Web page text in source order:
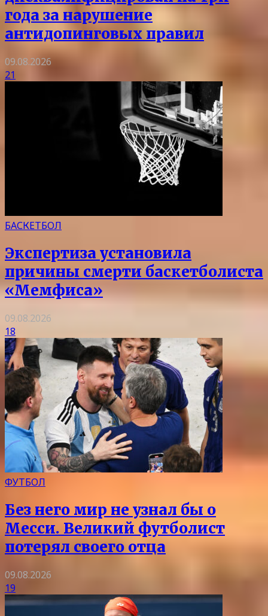
года за нарушение
антидопинговых правил
09.08.2026
21
БАСКЕТБОЛ
Экспертиза установила
причины смерти баскетболиста
«Мемфиса»
09.08.2026
18
ФУТБОЛ
Без него мир не узнал бы о
Месси. Великий футболист
потерял своего отца
09.08.2026
19